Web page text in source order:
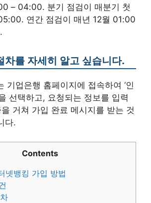
– 04:00. 분기 점검이 매분기 첫
연간 점검이 매년 12월 01:00
차를 자세히 알고 싶습니다.
기업은행 홈페이지에 접속하여 ‘인
선택하고, 요청되는 정보를 입력
거쳐 가입 완료 메시지를 받는 것
다.
Contents
넷뱅킹 가입 방법